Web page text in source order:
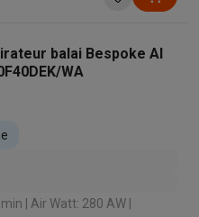
balai Bespoke AI
WA
| Air Watt: 280 AW |